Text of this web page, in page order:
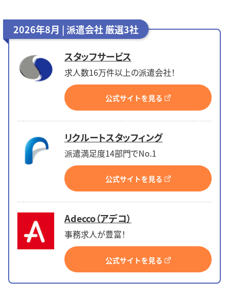
2026年8月 | 派遣会社 厳選3社
スタッフサービス
求人数16万件以上の派遣会社！
公式サイトを見る
リクルートスタッフィング
派遣満足度14部門でNo.1
公式サイトを見る
Adecco（アデコ）
事務求人が豊富！
公式サイトを見る